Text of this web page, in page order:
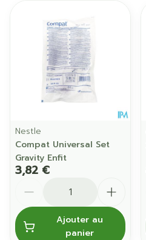
Nestle
Compat Universal Set
Gravity Enfit
3,82 €
Ajouter au
panier